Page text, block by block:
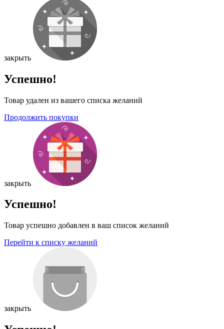
закрыть
Успешно!
Товар удален из вашего списка желаний
Продолжить покупки
закрыть
Успешно!
Товар успешно добавлен в ваш список желаний
Перейти к списку желаний
закрыть